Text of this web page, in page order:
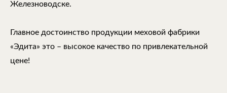
Железноводске.
Главное достоинство продукции меховой фабрики
«Эдита» это – высокое качество по привлекательной
цене!